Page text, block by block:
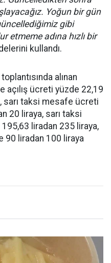
Yoğun bir gün
gibi
etmeme adına hızlı bir
kullandı.
alınan
açılış ücreti yüzde 22,19
sarı taksi mesafe ücreti
20 liraya, sarı taksi
liradan 235 liraya,
90 liradan 100 liraya